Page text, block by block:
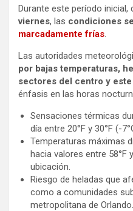
Durante este período inicial,
viernes, las condiciones
marcadamente frías.
Las autoridades
por bajas temperaturas,
sectores del centro y
énfasis en las horas
Sensaciones térmicas
día entre 20°F y 30°F (-
Temperaturas máximas
hacia valores entre 58°F
ubicación.
Riesgo de heladas que
como a comunidades
metropolitana de Orlando.